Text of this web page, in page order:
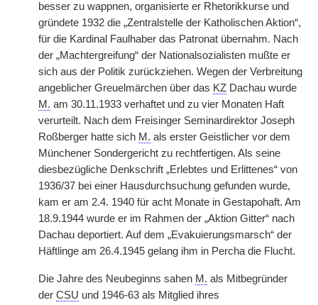
besser zu wappnen, organisierte er Rhetorikkurse und
gründete 1932 die „Zentralstelle der Katholischen Aktion“,
für die Kardinal Faulhaber das Patronat übernahm. Nach
der „Machtergreifung“ der Nationalsozialisten mußte er
sich aus der Politik zurückziehen. Wegen der Verbreitung
angeblicher Greuelmärchen über das KZ Dachau wurde
M. am 30.11.1933 verhaftet und zu vier Monaten Haft
verurteilt. Nach dem Freisinger Seminardirektor Joseph
Roßberger hatte sich M. als erster Geistlicher vor dem
Münchener Sondergericht zu rechtfertigen. Als seine
diesbezügliche Denkschrift „Erlebtes und Erlittenes“ von
1936/37 bei einer Hausdurchsuchung gefunden wurde,
kam er am 2.4. 1940 für acht Monate in Gestapohaft. Am
18.9.1944 wurde er im Rahmen der „Aktion Gitter“ nach
Dachau deportiert. Auf dem „Evakuierungsmarsch“ der
Häftlinge am 26.4.1945 gelang ihm in Percha die Flucht.
Die Jahre des Neubeginns sahen M. als Mitbegründer
der CSU und 1946-63 als Mitglied ihres